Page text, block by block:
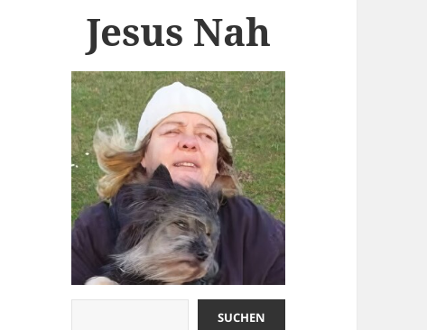
Jesus Nah
Petra
Jesus Nah
SUCHEN